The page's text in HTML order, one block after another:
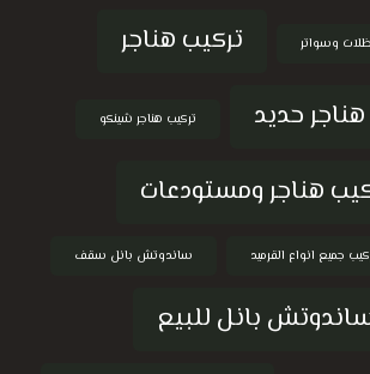
وسواتر
تركيب هناجر
حديد
تركيب هناجر شينكو
هناجر ومستودعات
جميع انواع القرميد ساندوتش بانل سقف
بانل للبيع